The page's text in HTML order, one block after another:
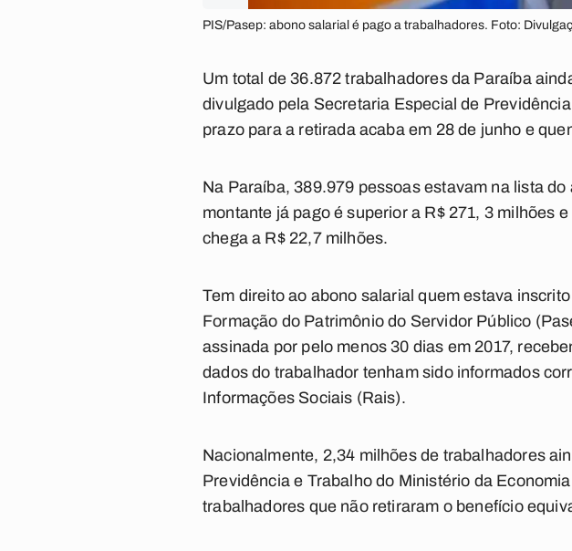
PIS/Pasep: abono salarial é pago a trabalhadores. Foto:
Um total de 36.872 trabalhadores da Paraíba
divulgado pela Secretaria Especial de
prazo para a retirada acaba em 28 de junho e
Na Paraíba, 389.979 pessoas estavam na lista
montante já pago é superior a R$ 271, 3 milhões
chega a R$ 22,7 milhões.
Tem direito ao abono salarial quem estava
Formação do Patrimônio do Servidor Público
assinada por pelo menos 30 dias em 2017,
dados do trabalhador tenham sido informados
Informações Sociais (Rais).
Nacionalmente, 2,34 milhões de trabalhadores
Previdência e Trabalho do Ministério da
trabalhadores que não retiraram o benefício